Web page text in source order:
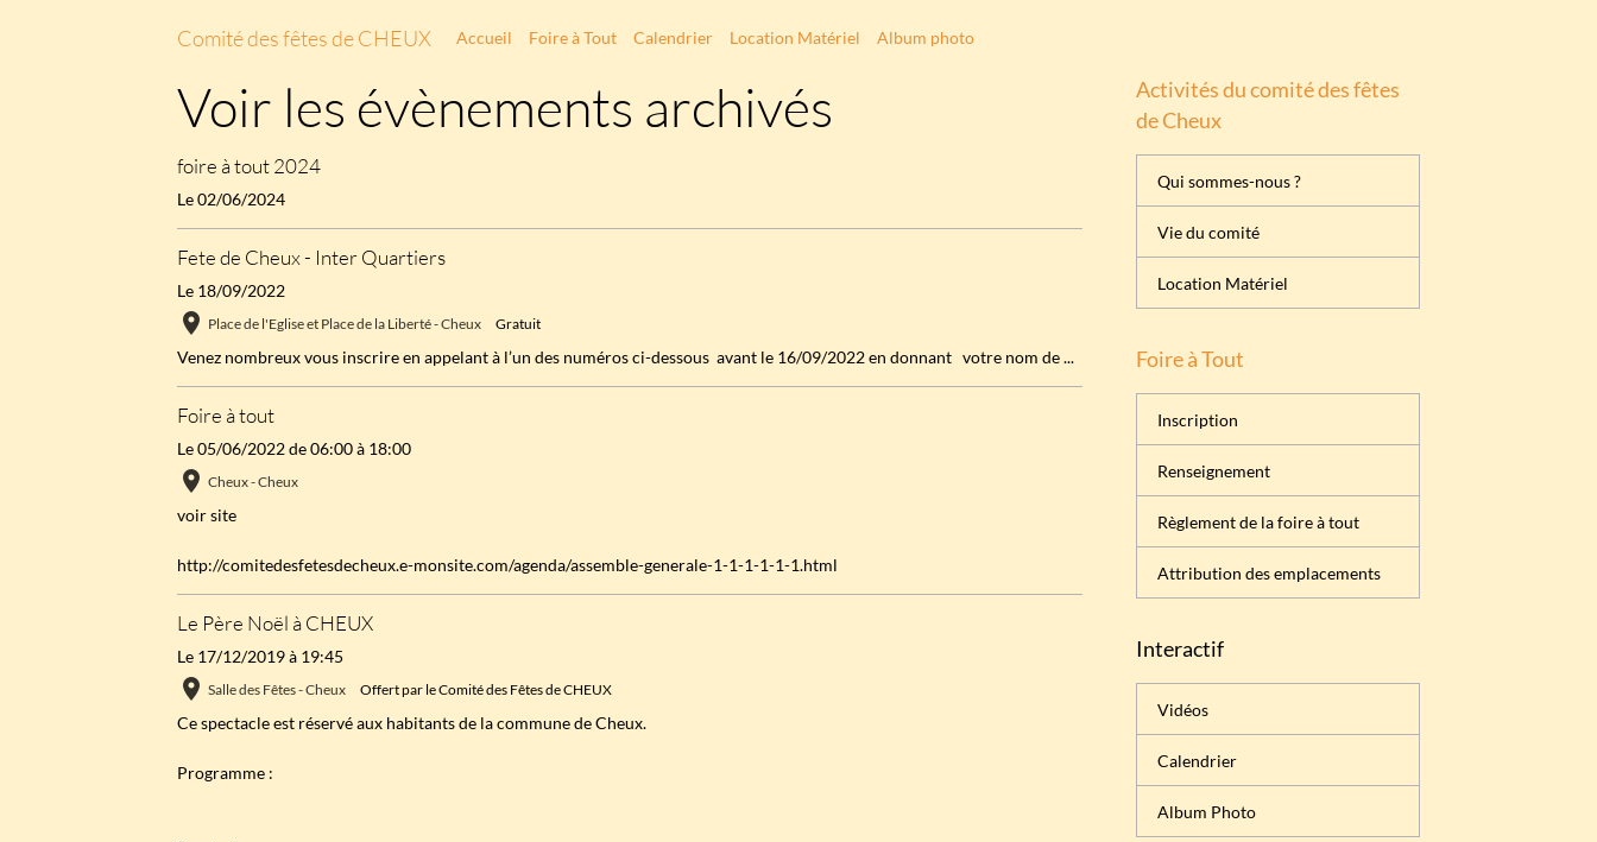
Comité des fêtes de CHEUX Accueil Foire à Tout Calendrier Location Matériel Album photo
Voir les évènements archivés
foire à tout 2024
Le 02/06/2024
Fete de Cheux - Inter Quartiers
Le 18/09/2022
Place de l'Eglise et Place de la Liberté - Cheux Gratuit
Venez nombreux vous inscrire en appelant à l’un des numéros ci-dessous avant le 16/09/2022 en donnant votre nom de ...
Foire à tout
Le 05/06/2022 de 06:00 à 18:00
Cheux - Cheux
voir site
http://comitedesfetesdecheux.e-monsite.com/agenda/assemble-generale-1-1-1-1-1-1.html
Le Père Noël à CHEUX
Le 17/12/2019 à 19:45
Salle des Fêtes - Cheux Offert par le Comité des Fêtes de CHEUX
Ce spectacle est réservé aux habitants de la commune de Cheux.
Programme :
Activités du comité des fêtes
de Cheux
Qui sommes-nous ?
Vie du comité
Location Matériel
Foire à Tout
Inscription
Renseignement
Règlement de la foire à tout
Attribution des emplacements
Interactif
Vidéos
Calendrier
Album Photo